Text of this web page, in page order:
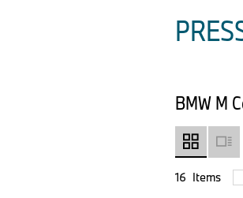
BMW M
16 Items